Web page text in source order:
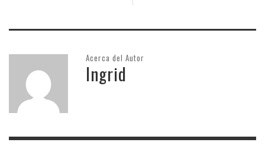
Acerca del Autor
Ingrid